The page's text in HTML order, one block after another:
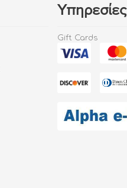
Υπηρεσίες
Gift Cards